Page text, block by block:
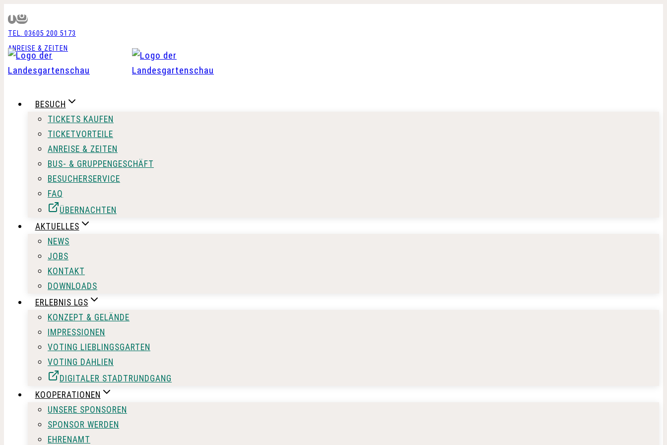
Inhalt
springen
TEL. 03605 200 5173
ANREISE & ZEITEN
BESUCH
TICKETS KAUFEN
TICKETVORTEILE
ANREISE & ZEITEN
BUS- & GRUPPENGESCHÄFT
BESUCHERSERVICE
FAQ
ÜBERNACHTEN
AKTUELLES
NEWS
JOBS
KONTAKT
DOWNLOADS
ERLEBNIS LGS
KONZEPT & GELÄNDE
IMPRESSIONEN
VOTING LIEBLINGSGARTEN
VOTING DAHLIEN
DIGITALER STADTRUNDGANG
KOOPERATIONEN
UNSERE SPONSOREN
SPONSOR WERDEN
EHRENAMT